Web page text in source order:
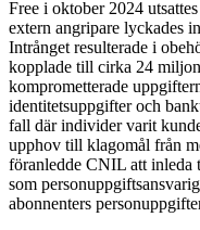
Free i oktober 2024
extern angripare lyckades
Intrånget resulterade i
kopplade till cirka 24
komprometterade
identitetsuppgifter och
fall där individer varit
upphov till klagomål från
föranledde CNIL att inleda
som
abonnenters